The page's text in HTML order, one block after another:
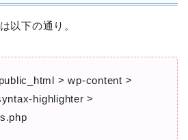
以下の通り。
> wp-content >
highlighter >